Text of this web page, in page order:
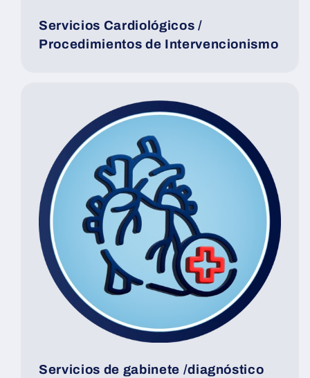
Servicios Cardiológicos /
Procedimientos de Intervencionismo
Servicios de gabinete /diagnóstico